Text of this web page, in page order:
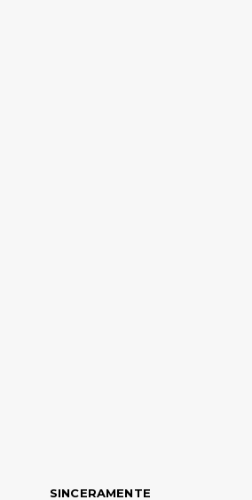
SINCERAMENTE